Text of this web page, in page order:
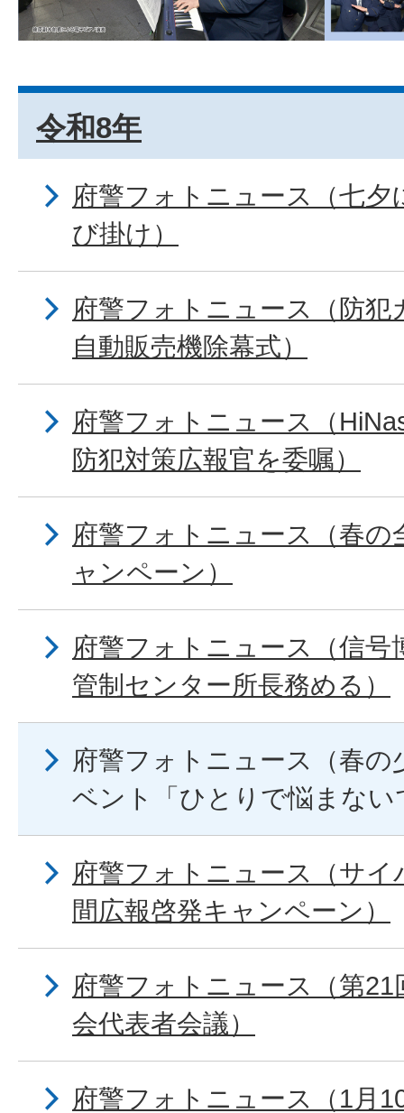
令和8年
府警フォトニュース（七夕
び掛け）
府警フォトニュース（防
自動販売機除幕式）
府警フォトニュース（
防犯対策広報官を委嘱）
府警フォトニュース（春の
ャンペーン）
府警フォトニュース（信号
管制センター所長務める）
府警フォトニュース（春の
ベント「ひとりで悩まない
府警フォトニュース（サ
間広報啓発キャンペーン）
府警フォトニュース（第
会代表者会議）
府警フォトニュース（1月